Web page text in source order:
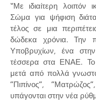
‘’Με ιδιαίτερη
Σώμα για ψήφιση
τέλος σε μια
δώδεκα χρόνια. Την
Υποβρυχίων, ένα
τέσσερα στα ΕΝΑΕ. Το
μετά από πολλά
“Πιπίνος”,
υπάγονται στην νέα